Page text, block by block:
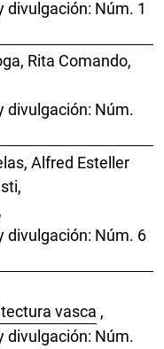
divulgación: Núm. 1
Rita Comando,
divulgación: Núm.
Alfred Esteller
,
divulgación: Núm. 6
vasca ,
divulgación: Núm.